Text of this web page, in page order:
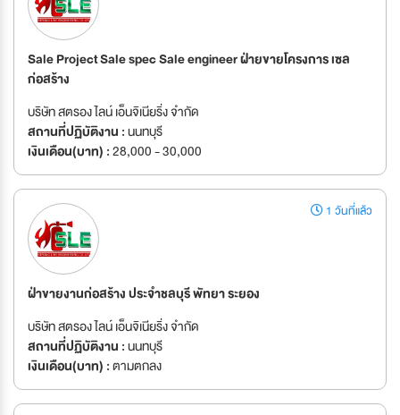
Sale Project Sale spec Sale engineer ฝ่ายขายโครงการ เซล
ก่อสร้าง
บริษัท สตรอง ไลน์ เอ็นจิเนียริ่ง จำกัด
สถานที่ปฏิบัติงาน :นนทบุรี
เงินเดือน(บาท) :28,000 - 30,000
1 วันที่แล้ว
ฝ่าขายงานก่อสร้าง ประจำชลบุรี พัทยา ระยอง
บริษัท สตรอง ไลน์ เอ็นจิเนียริ่ง จำกัด
สถานที่ปฏิบัติงาน :นนทบุรี
เงินเดือน(บาท) :ตามตกลง